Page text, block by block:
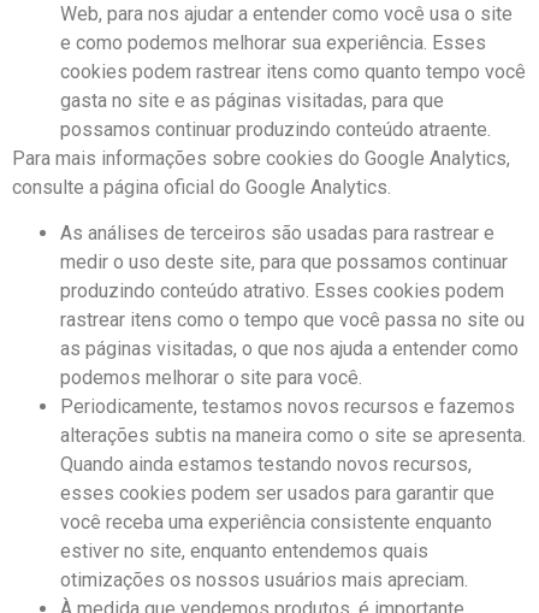
Web, para nos ajudar a entender como você usa o site
e como podemos melhorar sua experiência. Esses
cookies podem rastrear itens como quanto tempo você
gasta no site e as páginas visitadas, para que
possamos continuar produzindo conteúdo atraente.
Para mais informações sobre cookies do Google Analytics,
consulte a página oficial do Google Analytics.
As análises de terceiros são usadas para rastrear e
medir o uso deste site, para que possamos continuar
produzindo conteúdo atrativo. Esses cookies podem
rastrear itens como o tempo que você passa no site ou
as páginas visitadas, o que nos ajuda a entender como
podemos melhorar o site para você.
Periodicamente, testamos novos recursos e fazemos
alterações subtis na maneira como o site se apresenta.
Quando ainda estamos testando novos recursos,
esses cookies podem ser usados ​​para garantir que
você receba uma experiência consistente enquanto
estiver no site, enquanto entendemos quais
otimizações os nossos usuários mais apreciam.